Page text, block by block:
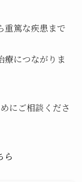
重篤な疾患まで
療につながりま
にご相談くださ
ら